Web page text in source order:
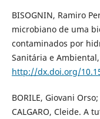
BISOGNIN, Ramiro
microbiano de uma
contaminados por
Sanitária e
http://dx.doi.org/
BORILE, Giovani
CALGARO, Cleide. A